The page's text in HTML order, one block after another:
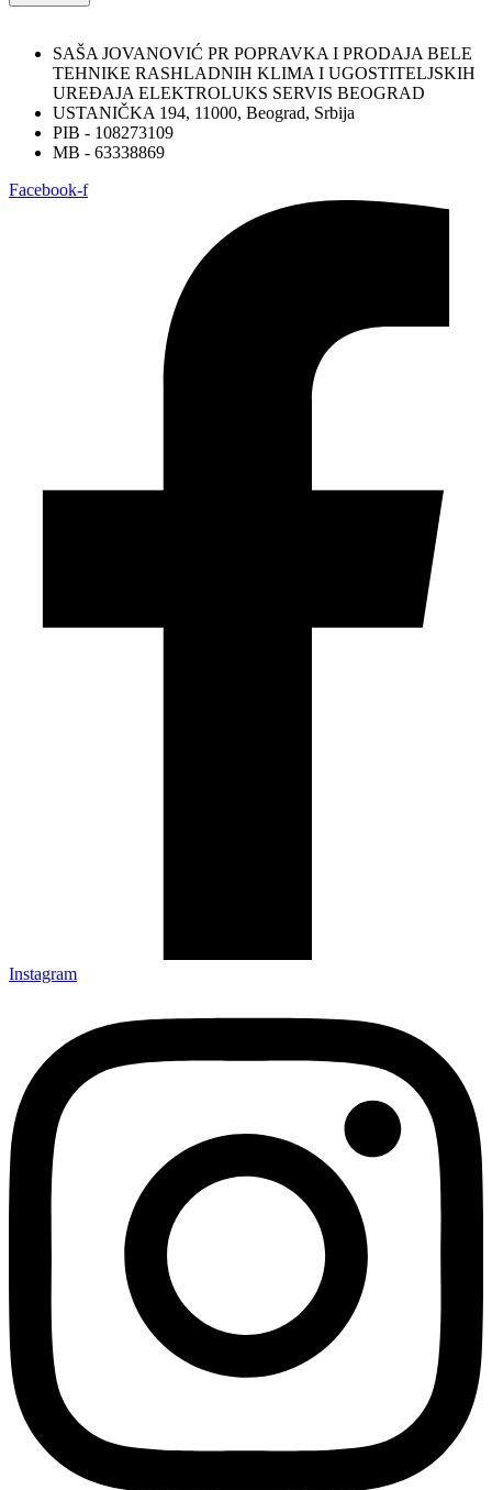
SAŠA JOVANOVIĆ PR POPRAVKA I PRODAJA BELE
TEHNIKE RASHLADNIH KLIMA I UGOSTITELJSKIH
UREĐAJA ELEKTROLUKS SERVIS BEOGRAD
USTANIČKA 194, 11000, Beograd, Srbija
PIB - 108273109
MB - 63338869
Facebook-f
Instagram